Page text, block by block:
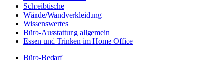
Schreibtische
Wände/Wandverkleidung
Wissenswertes
Büro-Ausstattung allgemein
Essen und Trinken im Home Office
Büro-Bedarf